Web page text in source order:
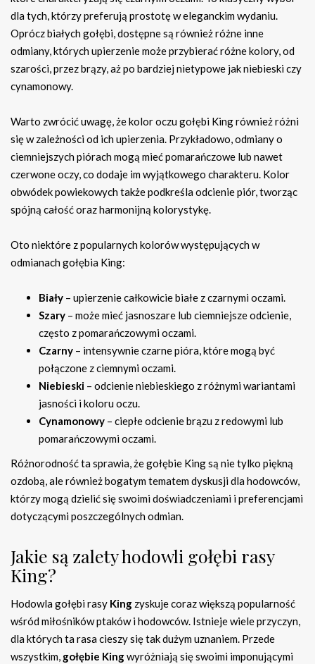
dla tych, którzy preferują prostotę w eleganckim wydaniu.
Oprócz białych gołębi, dostępne są również różne inne
odmiany, których upierzenie może przybierać różne kolory, od
szarości, przez brązy, aż po bardziej nietypowe jak niebieski czy
cynamonowy.
Warto zwrócić uwagę, że kolor oczu gołębi King również różni
się w zależności od ich upierzenia. Przykładowo, odmiany o
ciemniejszych piórach mogą mieć pomarańczowe lub nawet
czerwone oczy, co dodaje im wyjątkowego charakteru. Kolor
obwódek powiekowych także podkreśla odcienie piór, tworząc
spójną całość oraz harmonijną kolorystykę.
Oto niektóre z popularnych kolorów występujących w
odmianach gołębia King:
Biały – upierzenie całkowicie białe z czarnymi oczami.
Szary – może mieć jasnoszare lub ciemniejsze odcienie,
często z pomarańczowymi oczami.
Czarny – intensywnie czarne pióra, które mogą być
połączone z ciemnymi oczami.
Niebieski – odcienie niebieskiego z różnymi wariantami
jasności i koloru oczu.
Cynamonowy – ciepłe odcienie brązu z redowymi lub
pomarańczowymi oczami.
Różnorodność ta sprawia, że gołębie King są nie tylko piękną
ozdobą, ale również bogatym tematem dyskusji dla hodowców,
którzy mogą dzielić się swoimi doświadczeniami i preferencjami
dotyczącymi poszczególnych odmian.
Jakie są zalety hodowli gołębi rasy
King?
Hodowla gołębi rasy King zyskuje coraz większą popularność
wśród miłośników ptaków i hodowców. Istnieje wiele przyczyn,
dla których ta rasa cieszy się tak dużym uznaniem. Przede
wszystkim, gołębie Kingwyróżniają się swoimi imponującymi